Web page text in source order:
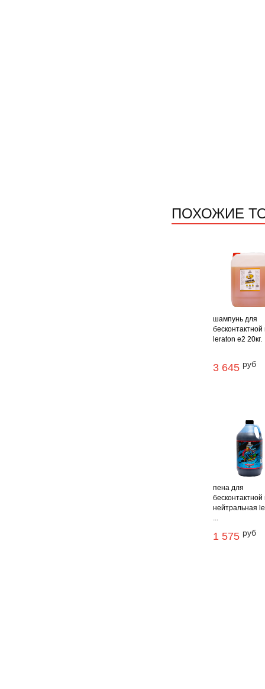
ПОХОЖИЕ
шампунь для
бесконтактной
leraton e2 20кг.
3 645 руб
пена для
бесконтактной
нейтральная
...
1 575 руб